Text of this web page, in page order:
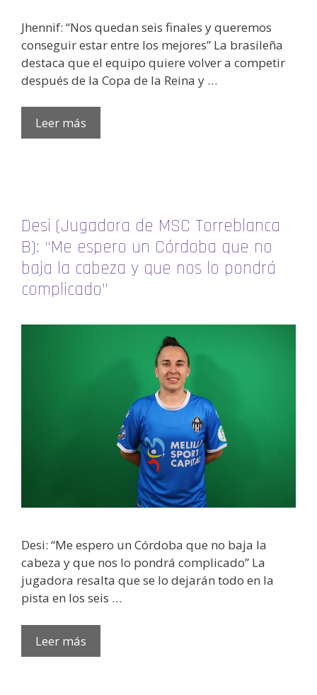
Jhennif: “Nos quedan seis finales y queremos
conseguir estar entre los mejores” La brasileña
destaca que el equipo quiere volver a competir
después de la Copa de la Reina y …
Leer más
Desi (Jugadora de MSC Torreblanca
B): “Me espero un Córdoba que no
baja la cabeza y que nos lo pondrá
complicado”
Desi: “Me espero un Córdoba que no baja la
cabeza y que nos lo pondrá complicado” La
jugadora resalta que se lo dejarán todo en la
pista en los seis …
Leer más